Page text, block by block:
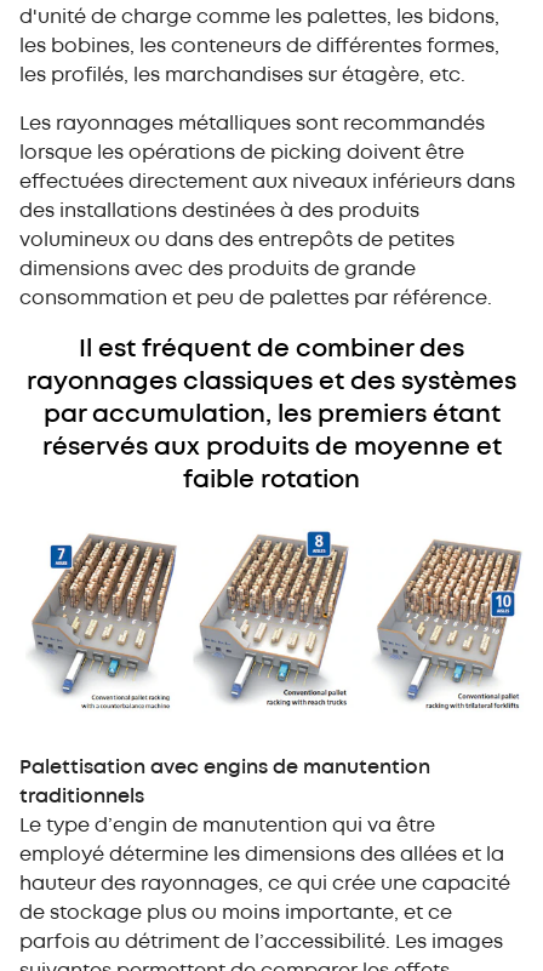
d'unité de charge comme les palettes, les bidons,
les bobines, les conteneurs de différentes formes,
les profilés, les marchandises sur étagère, etc.
Les rayonnages métalliques sont recommandés
lorsque les opérations de picking doivent être
effectuées directement aux niveaux inférieurs dans
des installations destinées à des produits
volumineux ou dans des entrepôts de petites
dimensions avec des produits de grande
consommation et peu de palettes par référence.
Il est fréquent de combiner des
rayonnages classiques et des systèmes
par accumulation, les premiers étant
réservés aux produits de moyenne et
faible rotation
Palettisation avec engins de manutention
traditionnels
Le type d’engin de manutention qui va être
employé détermine les dimensions des allées et la
hauteur des rayonnages, ce qui crée une capacité
de stockage plus ou moins importante, et ce
parfois au détriment de l’accessibilité. Les images